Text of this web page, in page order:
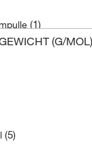
(1)
(G/MOL)
(5)